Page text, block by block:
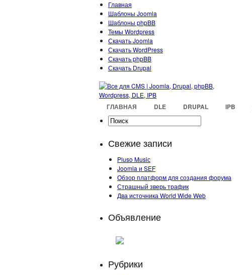
Главная
Шаблоны Joomla
Шаблоны phpBB
Темы Wordpress
Скачать Joomla
Скачать WordPress
Скачать phpBB
Скачать Drupal
ГЛАВНАЯ DLE DRUPAL IPB
Свежие записи
Pluso Musiс
Joomla и SEF
Обзор платформ для создания форума
Страшный зверь трафик
Два источника World Wide Web
Объявление
Рубрики